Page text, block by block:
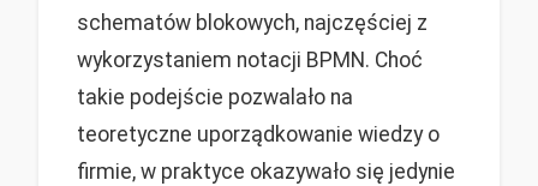
schematów blokowych, najczęściej z
wykorzystaniem notacji BPMN. Choć
takie podejście pozwalało na
teoretyczne uporządkowanie wiedzy o
firmie, w praktyce okazywało się jedynie